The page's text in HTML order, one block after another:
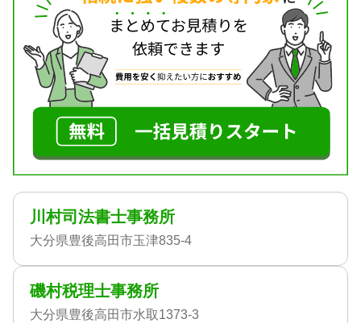
川村司法書士事務所
大分県豊後高田市玉津835-4
磯村税理士事務所
大分県豊後高田市水取1373-3